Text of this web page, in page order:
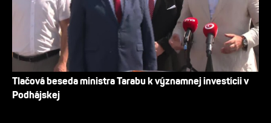
Tlačová beseda ministra Tarabu k významnej investícii v
Podhájskej